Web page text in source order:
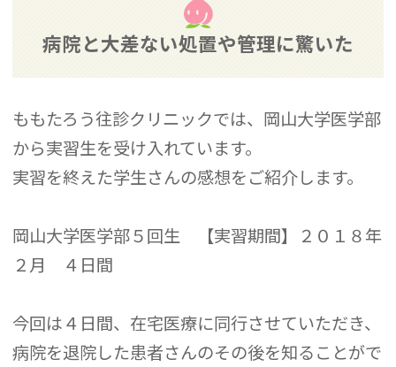
病院と大差ない処置や管理に驚いた
ももたろう往診クリニックでは、岡山大学医学部
から実習生を受け入れています。
実習を終えた学生さんの感想をご紹介します。
岡山大学医学部５回生 【実習期間】２０１８年
２月 ４日間
今回は４日間、在宅医療に同行させていただき、
病院を退院した患者さんのその後を知ることがで